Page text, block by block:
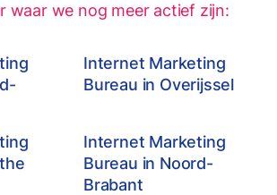
waar we nog meer actief zijn:
Internet Marketing
Bureau in Overijssel
Internet Marketing
Bureau in Noord-
Brabant